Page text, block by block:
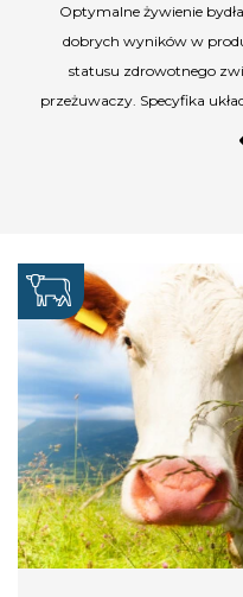
Optymalne żywienie
dobrych wyników w
statusu zdrowotnego
przeżuwaczy. Specyfika